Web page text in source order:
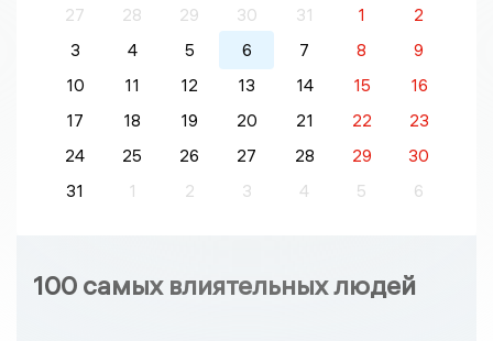
27 28 29 30 31 1
2
3
4 5 6 7 8
9
10
11 12 13 14 15
16
17
18 19 20 21 22
23
24
25 26 27 28 29
30
31
1 2 3 4 5 6
100 самых влиятельных людей